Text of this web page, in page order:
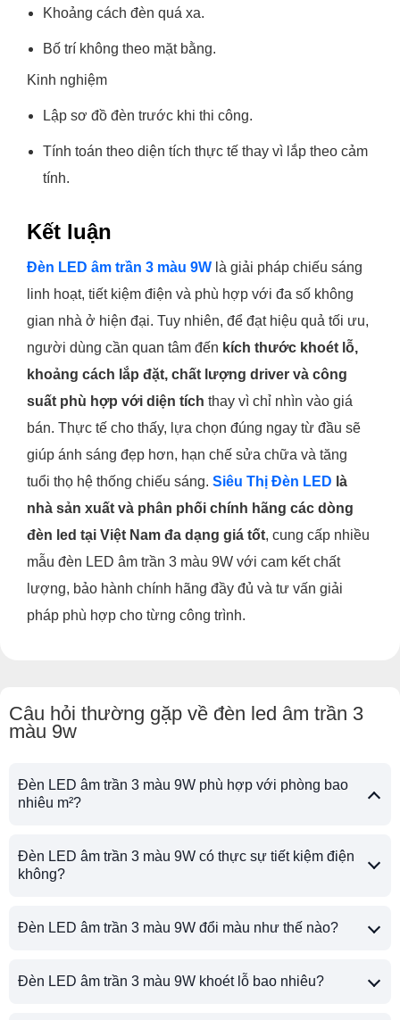
Khoảng cách đèn quá xa.
Bố trí không theo mặt bằng.
Kinh nghiệm
Lập sơ đồ đèn trước khi thi công.
Tính toán theo diện tích thực tế thay vì lắp theo cảm
tính.
Kết luận
Đèn LED âm trần 3 màu 9W là giải pháp chiếu sáng
linh hoạt, tiết kiệm điện và phù hợp với đa số không
gian nhà ở hiện đại. Tuy nhiên, để đạt hiệu quả tối ưu,
người dùng cần quan tâm đến kích thước khoét lỗ,
khoảng cách lắp đặt, chất lượng driver và công
suất phù hợp với diện tích thay vì chỉ nhìn vào giá
bán. Thực tế cho thấy, lựa chọn đúng ngay từ đầu sẽ
giúp ánh sáng đẹp hơn, hạn chế sửa chữa và tăng
tuổi thọ hệ thống chiếu sáng. Siêu Thị Đèn LED là
nhà sản xuất và phân phối chính hãng các dòng
đèn led tại Việt Nam đa dạng giá tốt, cung cấp nhiều
mẫu đèn LED âm trần 3 màu 9W với cam kết chất
lượng, bảo hành chính hãng đầy đủ và tư vấn giải
pháp phù hợp cho từng công trình.
Câu hỏi thường gặp về đèn led âm trần 3
màu 9w
Đèn LED âm trần 3 màu 9W phù hợp với phòng bao
nhiêu m²?
Đèn LED âm trần 3 màu 9W có thực sự tiết kiệm điện
không?
Đèn LED âm trần 3 màu 9W đổi màu như thế nào?
Đèn LED âm trần 3 màu 9W khoét lỗ bao nhiêu?